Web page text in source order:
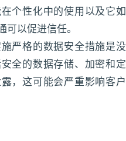
个性化中的使用以及它如
可以促进信任。
严格的数据安全措施是没
全的数据存储、加密和定
，这可能会严重影响客户